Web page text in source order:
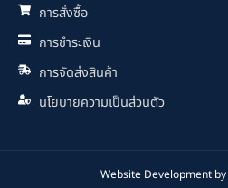
การสั่งซื้อ
การชำระเงิน
การจัดส่งสินค้า
นโยบายความเป็นส่วนตัว
Website Development by